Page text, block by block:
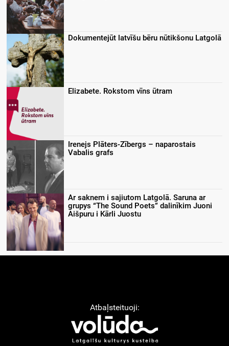
Dokumentejūt latvīšu bēru nūtikšonu Latgolā
Elizabete. Rokstom vīns ūtram
Irenejs Plāters-Zībergs – naparostais
Vabalis grafs
Ar saknem i sajiutom Latgolā. Saruna ar
grupys “The Sound Poets” dalinīkim Juoni
Aišpuru i Kārli Juostu
Atbaļsteituoji: